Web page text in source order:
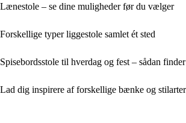
Lænestole – se dine muligheder før du vælger
Forskellige typer liggestole samlet ét sted
Spisebordsstole til hverdag og fest – sådan
Lad dig inspirere af forskellige bænke og stilarter